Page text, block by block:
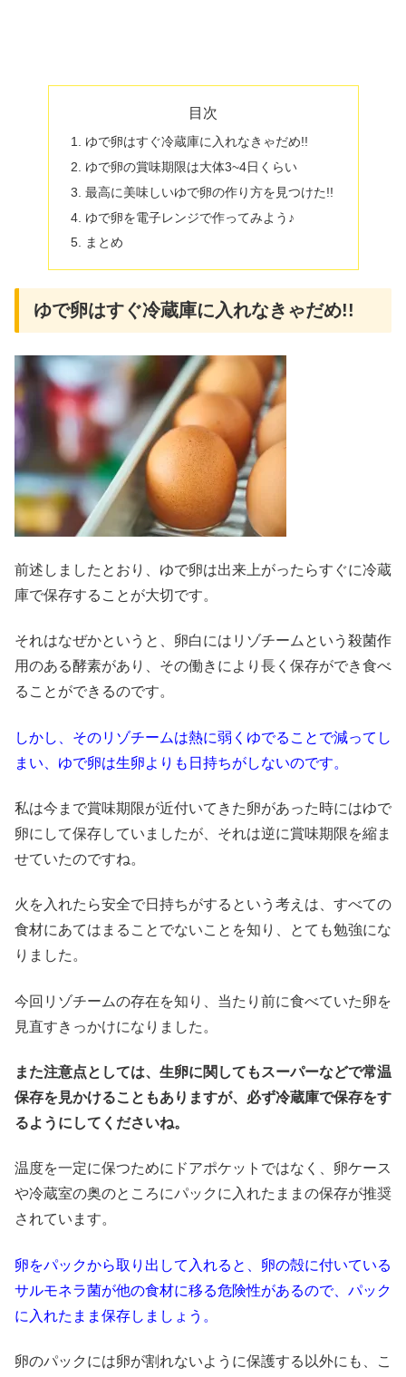
目次
ゆで卵はすぐ冷蔵庫に入れなきゃだめ!!
ゆで卵の賞味期限は大体3~4日くらい
最高に美味しいゆで卵の作り方を見つけた!!
ゆで卵を電子レンジで作ってみよう♪
まとめ
ゆで卵はすぐ冷蔵庫に入れなきゃだめ!!
前述しましたとおり、ゆで卵は出来上がったらすぐに冷蔵
庫で保存することが大切です。
それはなぜかというと、卵白にはリゾチームという殺菌作
用のある酵素があり、その働きにより長く保存ができ食べ
ることができるのです。
しかし、そのリゾチームは熱に弱くゆでることで減ってし
まい、ゆで卵は生卵よりも日持ちがしないのです。
私は今まで賞味期限が近付いてきた卵があった時にはゆで
卵にして保存していましたが、それは逆に賞味期限を縮ま
せていたのですね。
火を入れたら安全で日持ちがするという考えは、すべての
食材にあてはまることでないことを知り、とても勉強にな
りました。
今回リゾチームの存在を知り、当たり前に食べていた卵を
見直すきっかけになりました。
また注意点としては、生卵に関してもスーパーなどで常温
保存を見かけることもありますが、必ず冷蔵庫で保存をす
るようにしてくださいね。
温度を一定に保つためにドアポケットではなく、卵ケース
や冷蔵室の奥のところにパックに入れたままの保存が推奨
されています。
卵をパックから取り出して入れると、卵の殻に付いている
サルモネラ菌が他の食材に移る危険性があるので、パック
に入れたまま保存しましょう。
卵のパックには卵が割れないように保護する以外にも、こ